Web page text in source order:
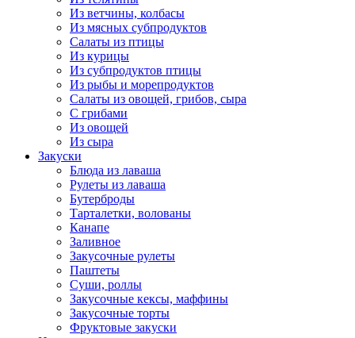
Из ветчины, колбасы
Из мясных субпродуктов
Салаты из птицы
Из курицы
Из субпродуктов птицы
Из рыбы и морепродуктов
Салаты из овощей, грибов, сыра
С грибами
Из овощей
Из сыра
Закуски
Блюда из лаваша
Рулеты из лаваша
Бутерброды
Тарталетки, волованы
Канапе
Заливное
Закусочные рулеты
Паштеты
Суши, роллы
Закусочные кексы, маффины
Закусочные торты
Фруктовые закуски